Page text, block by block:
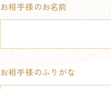
お相手様のお名前
お相手様のふりがな